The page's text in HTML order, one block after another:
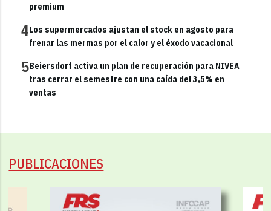
premium
4Los supermercados ajustan el stock en agosto para
frenar las mermas por el calor y el éxodo vacacional
5Beiersdorf activa un plan de recuperación para NIVEA
tras cerrar el semestre con una caída del 3,5% en
ventas
PUBLICACIONES